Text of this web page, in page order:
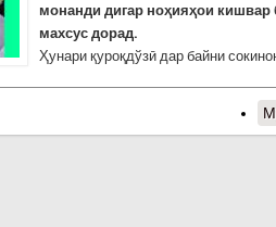
монанди дигар ноҳияҳои
махсус дорад.
Ҳунари қуроқдўзӣ дар байни